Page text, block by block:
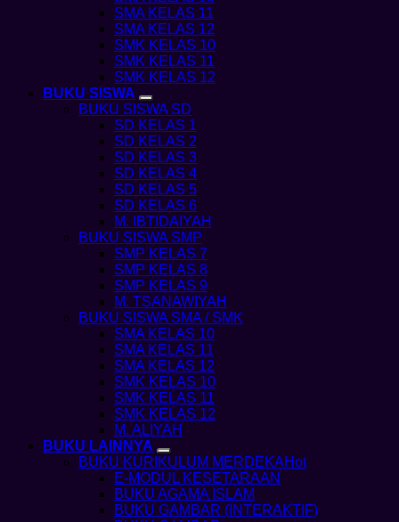
SMA KELAS 11
SMA KELAS 12
SMK KELAS 10
SMK KELAS 11
SMK KELAS 12
BUKU SISWA
BUKU SISWA SD
SD KELAS 1
SD KELAS 2
SD KELAS 3
SD KELAS 4
SD KELAS 5
SD KELAS 6
M. IBTIDAIYAH
BUKU SISWA SMP
SMP KELAS 7
SMP KELAS 8
SMP KELAS 9
M. TSANAWIYAH
BUKU SISWA SMA / SMK
SMA KELAS 10
SMA KELAS 11
SMA KELAS 12
SMK KELAS 10
SMK KELAS 11
SMK KELAS 12
M. ALIYAH
BUKU LAINNYA
BUKU KURIKULUM MERDEKA
E-MODUL KESETARAAN
BUKU AGAMA ISLAM
BUKU GAMBAR (INTERAKTIF)